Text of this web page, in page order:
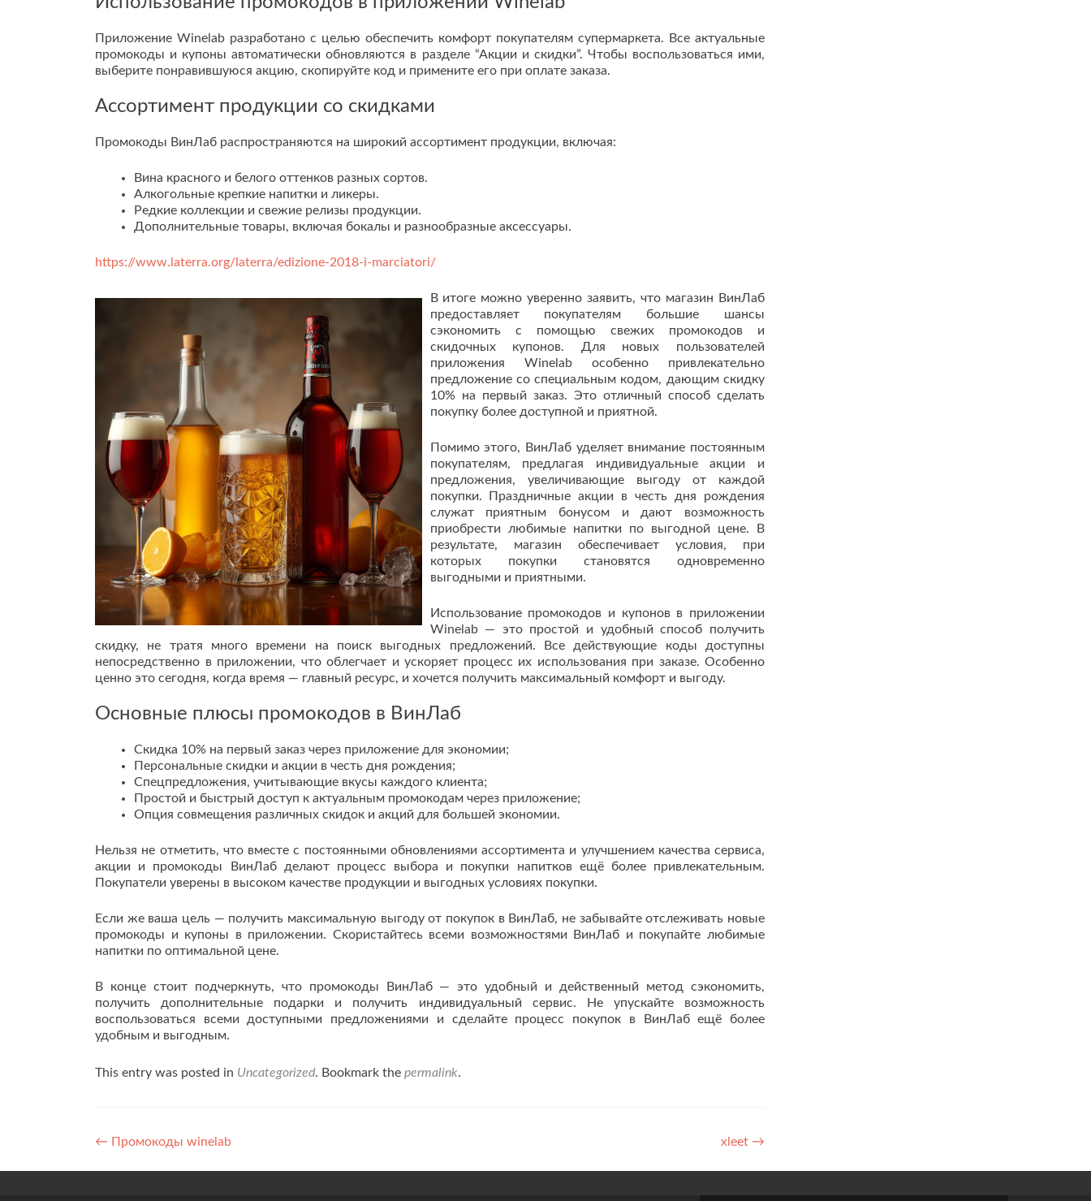
Приложение Winelab разработано с целью обеспечить комфорт покупателям супермаркета. Все актуальные
промокоды и купоны автоматически обновляются в разделе “Акции и скидки”. Чтобы воспользоваться ими,
выберите понравившуюся акцию, скопируйте код и примените его при оплате заказа.
Ассортимент продукции со скидками
Промокоды ВинЛаб распространяются на широкий ассортимент продукции, включая:
Вина красного и белого оттенков разных сортов.
Алкогольные крепкие напитки и ликеры.
Редкие коллекции и свежие релизы продукции.
Дополнительные товары, включая бокалы и разнообразные аксессуары.
https://www.laterra.org/laterra/edizione-2018-i-marciatori/
В итоге можно уверенно заявить, что магазин ВинЛаб
предоставляет покупателям большие шансы
сэкономить с помощью свежих промокодов и
скидочных купонов. Для новых пользователей
приложения Winelab особенно привлекательно
предложение со специальным кодом, дающим скидку
10% на первый заказ. Это отличный способ сделать
покупку более доступной и приятной.
Помимо этого, ВинЛаб уделяет внимание постоянным
покупателям, предлагая индивидуальные акции и
предложения, увеличивающие выгоду от каждой
покупки. Праздничные акции в честь дня рождения
служат приятным бонусом и дают возможность
приобрести любимые напитки по выгодной цене. В
результате, магазин обеспечивает условия, при
которых покупки становятся одновременно
выгодными и приятными.
Использование промокодов и купонов в приложении
Winelab — это простой и удобный способ получить
скидку, не тратя много времени на поиск выгодных предложений. Все действующие коды доступны
непосредственно в приложении, что облегчает и ускоряет процесс их использования при заказе. Особенно
ценно это сегодня, когда время — главный ресурс, и хочется получить максимальный комфорт и выгоду.
Основные плюсы промокодов в ВинЛаб
Скидка 10% на первый заказ через приложение для экономии;
Персональные скидки и акции в честь дня рождения;
Спецпредложения, учитывающие вкусы каждого клиента;
Простой и быстрый доступ к актуальным промокодам через приложение;
Опция совмещения различных скидок и акций для большей экономии.
Нельзя не отметить, что вместе с постоянными обновлениями ассортимента и улучшением качества сервиса,
акции и промокоды ВинЛаб делают процесс выбора и покупки напитков ещё более привлекательным.
Покупатели уверены в высоком качестве продукции и выгодных условиях покупки.
Если же ваша цель — получить максимальную выгоду от покупок в ВинЛаб, не забывайте отслеживать новые
промокоды и купоны в приложении. Скористайтесь всеми возможностями ВинЛаб и покупайте любимые
напитки по оптимальной цене.
В конце стоит подчеркнуть, что промокоды ВинЛаб — это удобный и действенный метод сэкономить,
получить дополнительные подарки и получить индивидуальный сервис. Не упускайте возможность
воспользоваться всеми доступными предложениями и сделайте процесс покупок в ВинЛаб ещё более
удобным и выгодным.
This entry was posted in Uncategorized. Bookmark the permalink.
Post navigation
← Промокоды winelab xleet →